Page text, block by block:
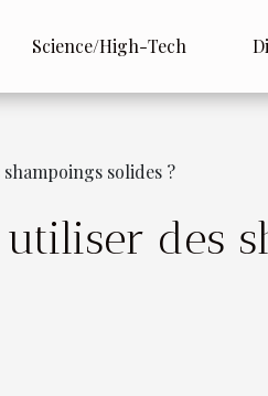
Science/High-Tech
solides ?
des